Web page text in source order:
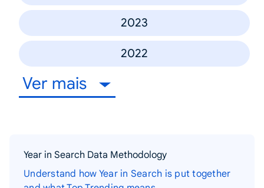
2023
2022
Ver mais
Year in Search Data Methodology
Understand how Year in Search is put together